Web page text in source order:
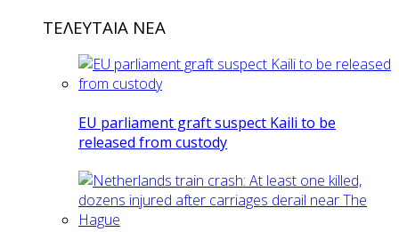
ΤΕΛΕΥΤΑΙΑ ΝΕΑ
EU parliament graft suspect Kaili to be
released from custody